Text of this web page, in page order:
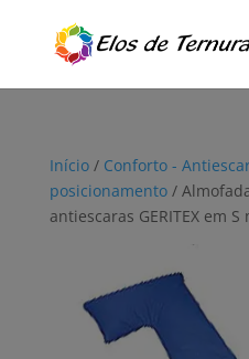
Início/ Conforto -
posicionamento/
antiescaras GERITEX em